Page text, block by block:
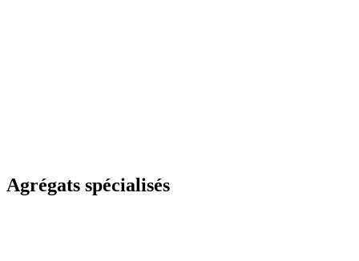
Agrégats spécialisés